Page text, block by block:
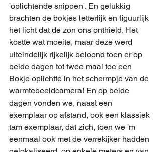
'oplichtende snippen'. En gelukkig
brachten de bokjes letterlijk en figuurlijk
het licht dat de zon ons onthield. Het
kostte wat moeite, maar deze werd
uiteindelijk rijkelijk beloond toen er op
beide dagen tot twee maal toe een
Bokje oplichtte in het schermpje van de
warmtebeeldcamera! En op beide
dagen vonden we, naast een
exemplaar op afstand, ook een klassiek
tam exemplaar, dat zich, toen we 'm
eenmaal ook met de verrekijker hadden